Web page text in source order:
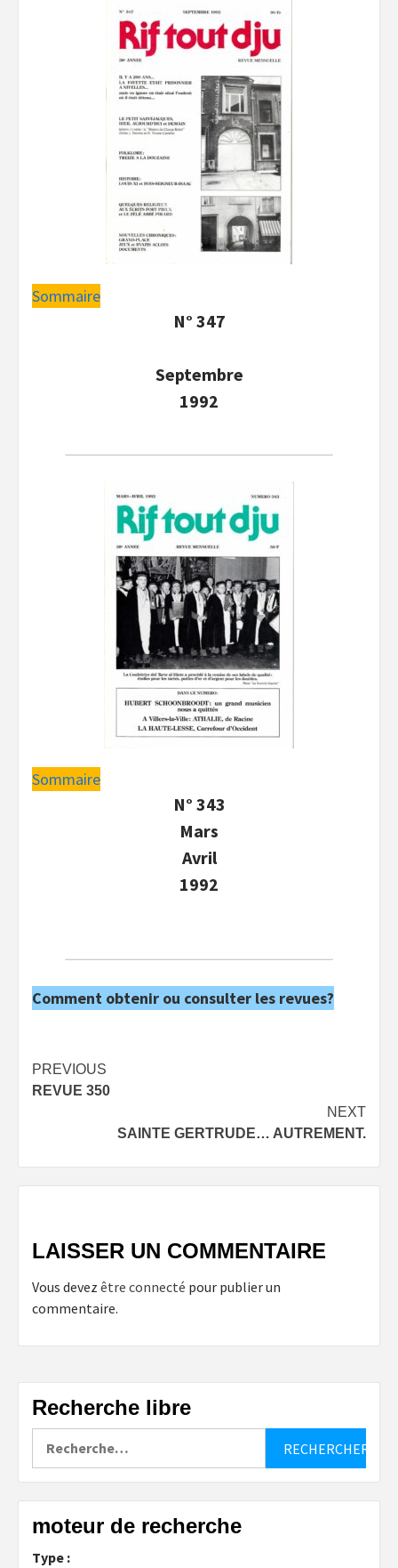
Sommaire
N° 347
Septembre
1992
Sommaire
N° 343
Mars
Avril
1992
Comment obtenir ou consulter les revues?
Post
navigation
PREVIOUS
REVUE 350
NEXT
SAINTE GERTRUDE… AUTREMENT.
LAISSER UN COMMENTAIRE
Vous devez être connecté pour publier un
commentaire.
Recherche libre
moteur de recherche
Type :